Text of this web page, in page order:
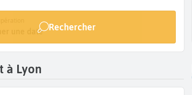
une date
une date Rechercher
à Lyon